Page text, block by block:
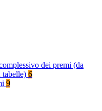
dei premi (da
tabelle) 6
9